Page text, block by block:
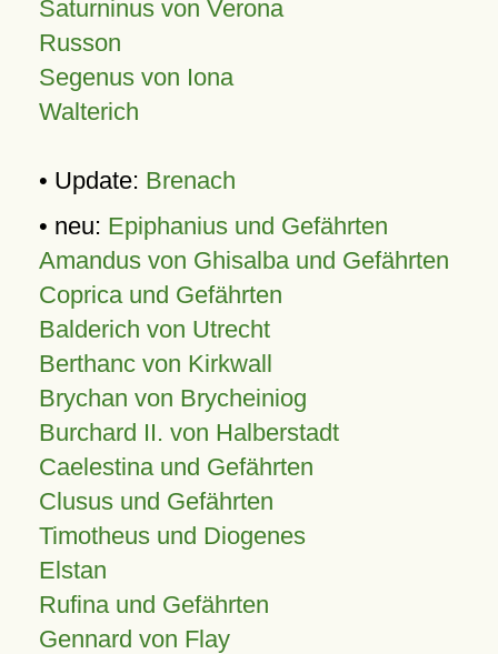
Saturninus von Verona
Russon
Segenus von Iona
Walterich
• Update: Brenach
• neu: Epiphanius und Gefährten
Amandus von Ghisalba und Gefährten
Coprica und Gefährten
Balderich von Utrecht
Berthanc von Kirkwall
Brychan von Brycheiniog
Burchard II. von Halberstadt
Caelestina und Gefährten
Clusus und Gefährten
Timotheus und Diogenes
Elstan
Rufina und Gefährten
Gennard von Flay